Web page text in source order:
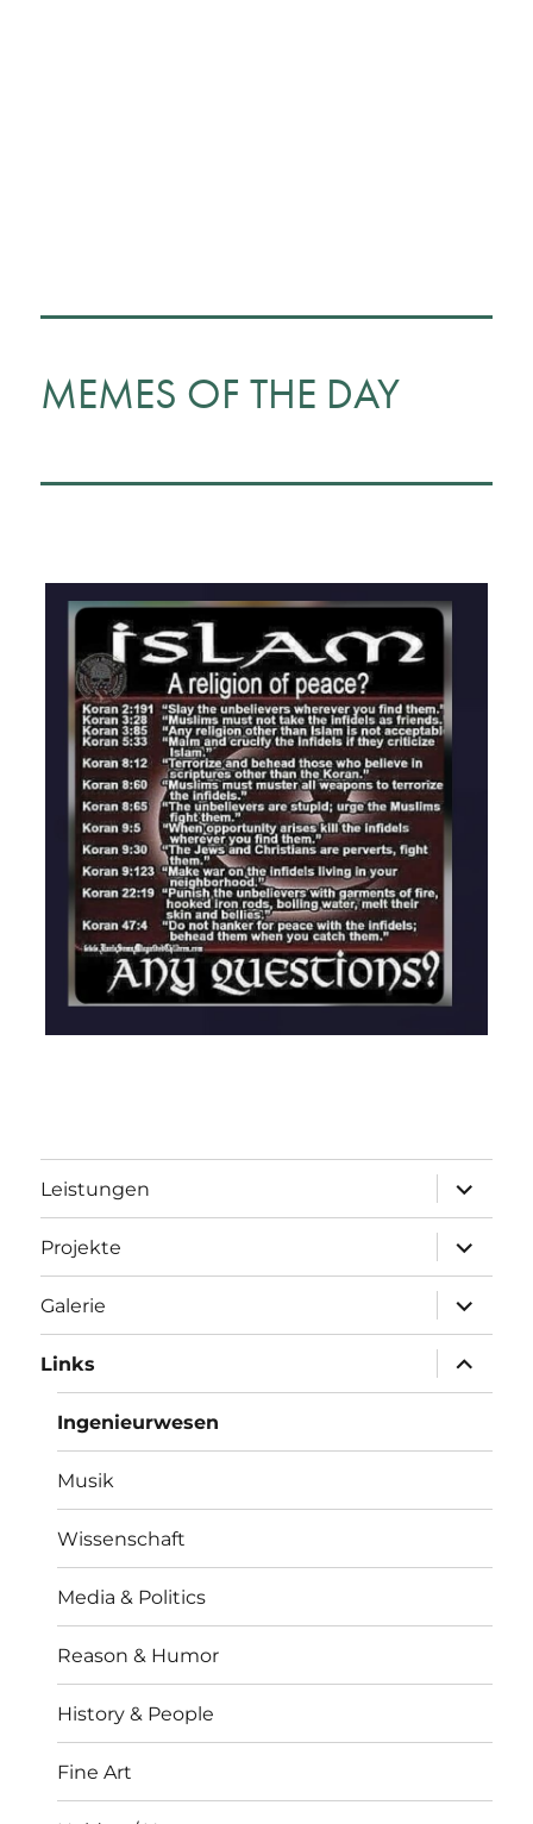
MEMES OF THE DAY
Leistungen
öffnen
Projekte
öffnen
Galerie
öffnen
Links
öffnen
Ingenieurwesen
Musik
Wissenschaft
Media & Politics
Reason & Humor
History & People
Fine Art